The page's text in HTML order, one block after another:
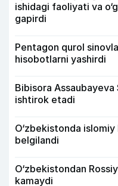
ishidagi faoliyati va
gapirdi
Pentagon qurol
hisobotlarni yashirdi
Bibisora
ishtirok etadi
O‘zbekistonda
belgilandi
O‘zbekistondan
kamaydi